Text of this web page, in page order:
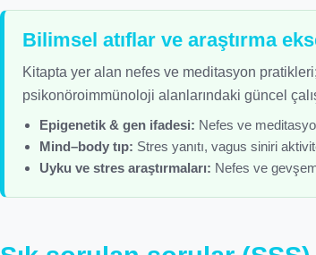
Bilimsel atıflar ve araştırma
Kitapta yer alan nefes ve meditasyon
psikonöroimmünoloji alanlarındaki güncel
Epigenetik & gen ifadesi: Nefes ve
Mind–body tıp: Stres yanıtı, vagus siniri
Uyku ve stres araştırmaları: Nefes ve